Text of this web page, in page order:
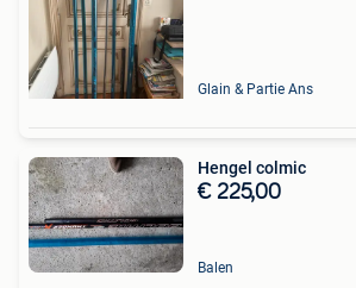
Glain & Partie Ans
Hengel colmic
€ 225,00
Balen